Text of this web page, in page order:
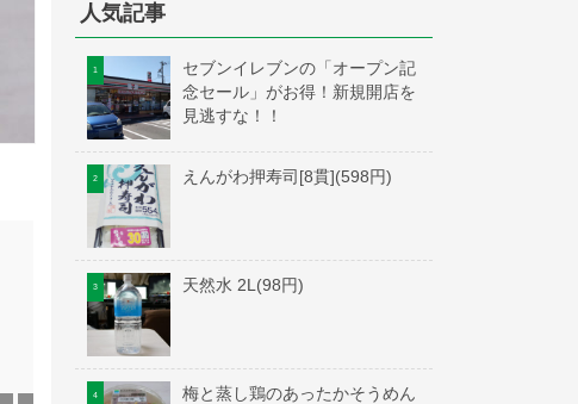
人気記事
セブンイレブンの「オープン記
念セール」がお得！新規開店を
見逃すな！！
えんがわ押寿司[8貫](598円)
天然水 2L(98円)
梅と蒸し鶏のあったかそうめん